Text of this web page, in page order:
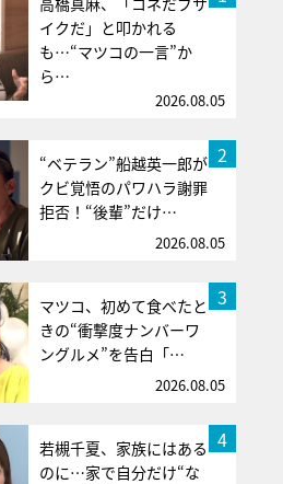
イクだ」と叩かれる
も…“マツコの一言”か
ら…
2026.08.05
2
“ベテラン”船越英一郎が
クビ覚悟のパワハラ謝罪
拒否！“後輩”だけ…
2026.08.05
3
マツコ、初めて食べたと
きの“衝撃度ナンバーワ
ングルメ”を告白「…
2026.08.05
4
若槻千夏、家族にはある
のに…家で自分だけ“な